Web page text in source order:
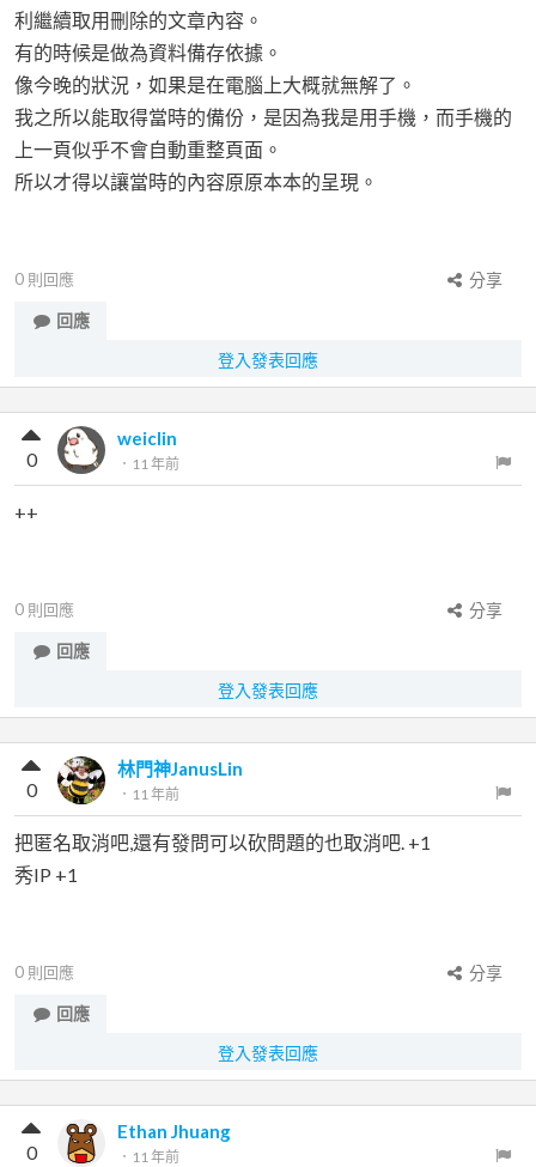
利繼續取用刪除的文章內容。
有的時候是做為資料備存依據。
像今晚的狀況，如果是在電腦上大概就無解了。
我之所以能取得當時的備份，是因為我是用手機，而手機的
上一頁似乎不會自動重整頁面。
所以才得以讓當時的內容原原本本的呈現。
0 則回應
分享
回應
登入發表回應
weiclin
． 11 年前
0
++
0 則回應
分享
回應
登入發表回應
林門神JanusLin
． 11 年前
0
把匿名取消吧,還有發問可以砍問題的也取消吧. +1
秀IP +1
0 則回應
分享
回應
登入發表回應
Ethan Jhuang
． 11 年前
0